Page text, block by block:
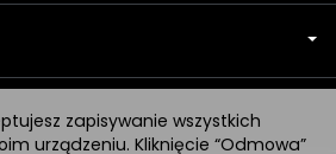
zapisywanie wszystkich
urządzeniu. Kliknięcie “Odmowa”